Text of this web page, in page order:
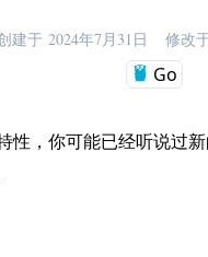
建于 2024年7月31日 修改
Go
性，你可能已经听说过